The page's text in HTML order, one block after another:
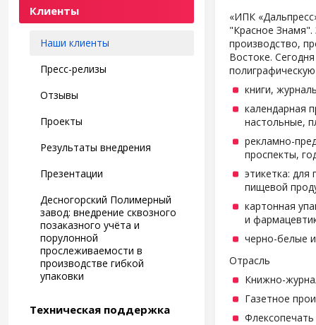
Клиенты
Наши клиенты
Пресс-релизы
Отзывы
Проекты
Результаты внедрения
Презентации
Десногорский Полимерный
завод: внедрение сквозного
позаказного учёта и
порулонной
прослеживаемости в
производстве гибкой
упаковки
Техническая поддержка
«ИПК
"Красное Знамя".
производство,
Востоке.
книги,
календарная
настольные,
рекламно-
проспекты,
этикетка:
пищевой
картонная
и
черно-белые
Отрасль
Книжно-
Газетное